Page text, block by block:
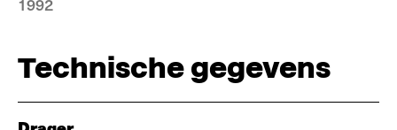
Technische gegevens